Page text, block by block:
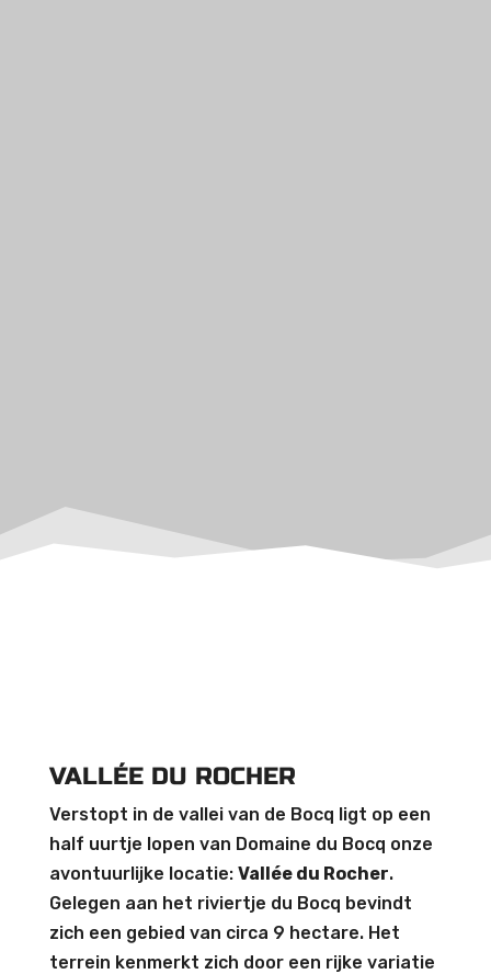
VALLÉE DU ROCHER
Verstopt in de vallei van de Bocq ligt op een
half uurtje lopen van Domaine du Bocq onze
avontuurlijke locatie: Vallée du Rocher.
Gelegen aan het riviertje du Bocq bevindt
zich een gebied van circa 9 hectare. Het
terrein kenmerkt zich door een rijke variatie